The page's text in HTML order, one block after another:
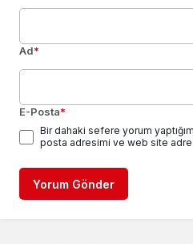
Ad*
E-Posta*
Bir dahaki sefere yorum
posta adresimi ve web site
Yorum Gönder